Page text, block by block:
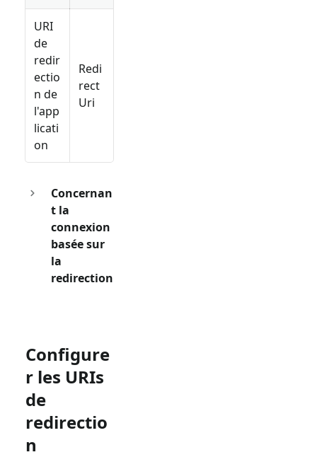
URI
de
redir
ectio
n de
l'app
licati
on
Redi
rect
Uri
Concernan
t la
connexion
basée sur
la
redirection
Configure
r les URIs
de
redirectio
n